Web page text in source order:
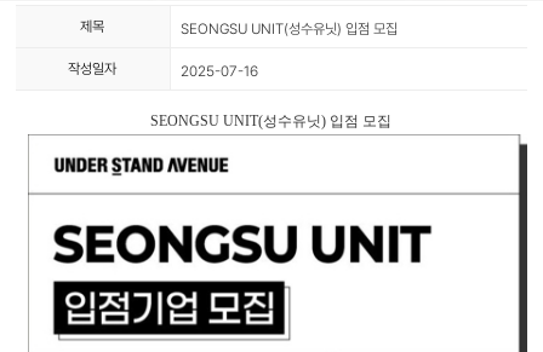
제목 SEONGSU UNIT(성수유닛) 입점 모집
작성일자 2025-07-16
SEONGSU UNIT(성수유닛) 입점 모집